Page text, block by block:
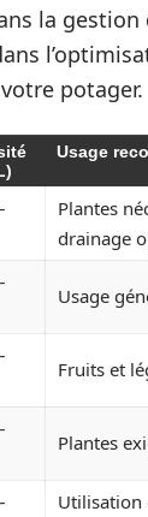
la gestion
potager.
Usage
Plantes
drainage
Usage
Fruits et
Plantes
Utilisation